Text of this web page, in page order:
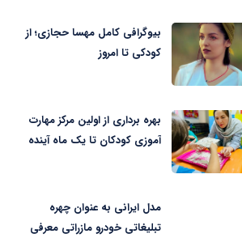
بیوگرافی کامل مهسا حجازی؛ از
کودکی تا امروز
بهره برداری از اولین مرکز مهارت
آموزی کودکان تا یک ماه آینده
مدل ایرانی به عنوان چهره
تبلیغاتی خودرو مازراتی معرفی